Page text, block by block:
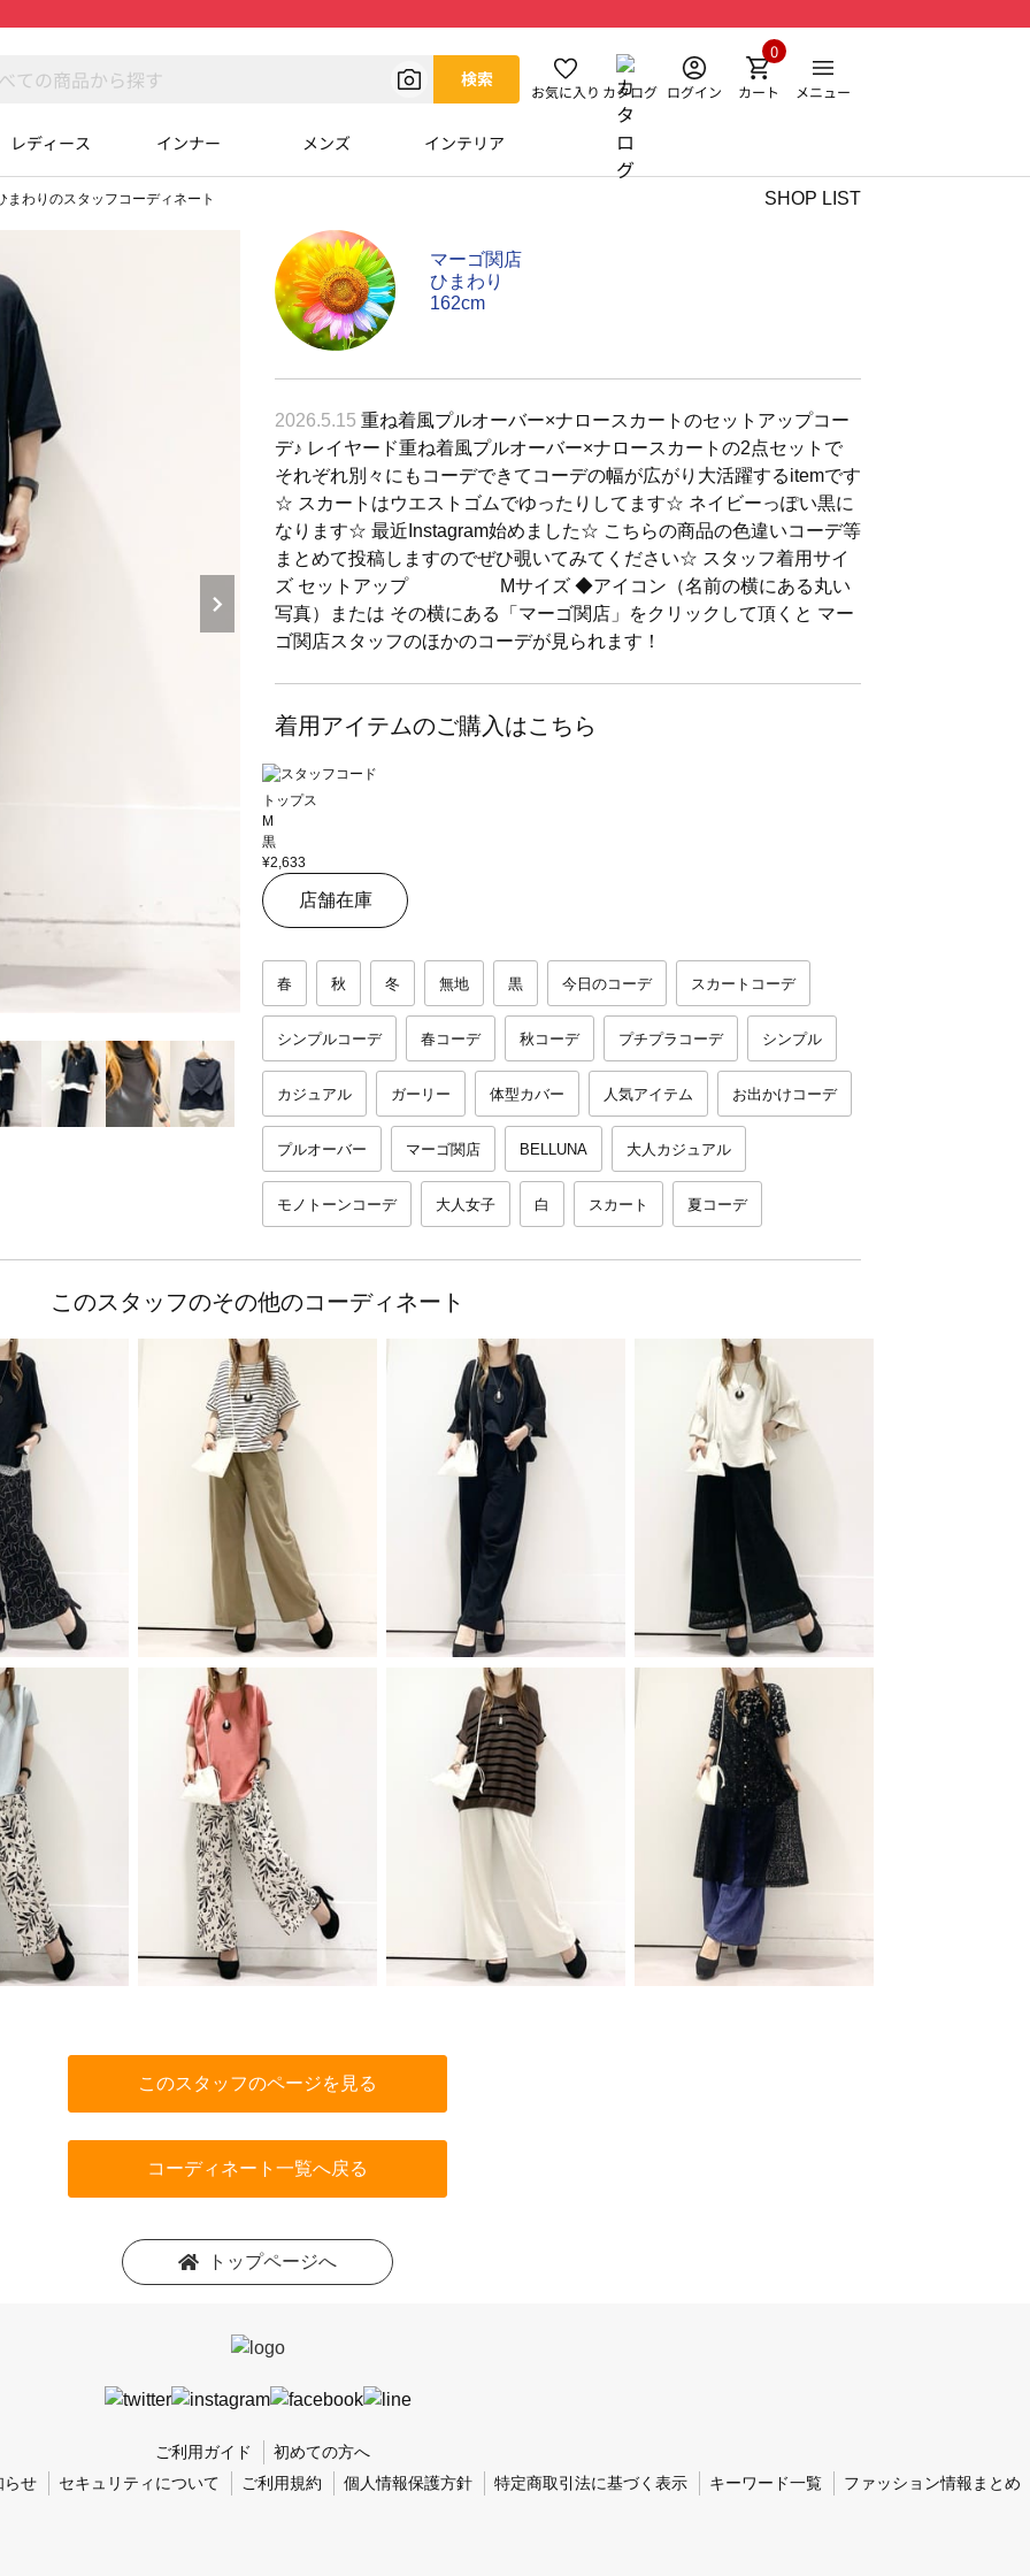
検索
お気に入り カタログ ログイン カート
0
メニュー
レディース インナー メンズ インテリア
まわりのスタッフコーディネート SHOP LIST
マーゴ関店
ひまわり
162cm
2026.5.15 重ね着風プルオーバー×ナロースカートのセットアップコー
デ♪ レイヤード重ね着風プルオーバー×ナロースカートの2点セットで
それぞれ別々にもコーデできてコーデの幅が広がり大活躍するitemです
☆ スカートはウエストゴムでゆったりしてます☆ ネイビーっぽい黒に
なります☆ 最近Instagram始めました☆ こちらの商品の色違いコーデ等
まとめて投稿しますのでぜひ覗いてみてください☆ スタッフ着用サイ
ズ セットアップ Mサイズ ◆アイコン（名前の横にある丸い
写真）または その横にある「マーゴ関店」をクリックして頂くと マー
ゴ関店スタッフのほかのコーデが見られます！
着用アイテムのご購入はこちら
トップス
M
黒
¥2,633
店舗在庫
春 秋 冬 無地 黒 今日のコーデ スカートコーデ
シンプルコーデ 春コーデ 秋コーデ プチプラコーデ シンプル
カジュアル ガーリー 体型カバー 人気アイテム お出かけコーデ
プルオーバー マーゴ関店 BELLUNA 大人カジュアル
モノトーンコーデ 大人女子 白 スカート 夏コーデ
このスタッフのその他のコーディネート
このスタッフのページを見る
コーディネート一覧へ戻る
トップページへ
ご利用ガイド
初めての方へ
らせ
セキュリティについて ご利用規約 個人情報保護方針 特定商取引法に基づく表示 キーワード一覧 ファッション情報まとめ